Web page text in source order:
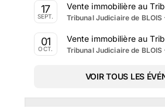
17
SEPT.
Vente immobilière au
Tribunal Judiciaire de BLOIS ·
01
OCT.
Vente immobilière au
Tribunal Judiciaire de BLOIS ·
VOIR TOUS LES